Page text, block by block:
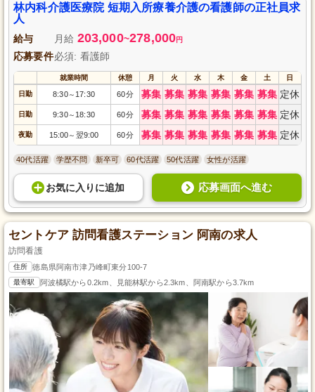
林内科介護医療院 短期入所療養介護の看護師の正社員求
人
給与 月給 203,000~278,000円
応募要件必須: 看護師
就業時間 休憩 月 火 水 木 金 土 日
日勤 8:30～ 17:30 60分 募集 募集 募集 募集 募集 募集 定休
日勤 9:30～ 18:30 60分 募集 募集 募集 募集 募集 募集 定休
夜勤 15:00～ 翌9:00 60分 募集 募集 募集 募集 募集 募集 定休
40代活躍 学歴不問 新卒可 60代活躍 50代活躍 女性が活躍
お気に入り に追加 応募画面へ進む
セントケア 訪問看護ステーション 阿南の求人
訪問看護
住所 徳島県阿南市津乃峰町東分100-7
最寄駅 阿波橘駅から0.2km、見能林駅から2.3km、阿南駅から3.7km